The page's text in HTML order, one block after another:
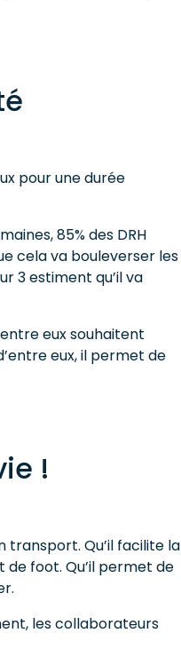
pour une durée
85% des DRH
cela va bouleverser les
3 estiment qu’il va
eux souhaitent
eux, il permet de
!
transport. Qu’il facilite la
de foot. Qu’il permet de
les collaborateurs